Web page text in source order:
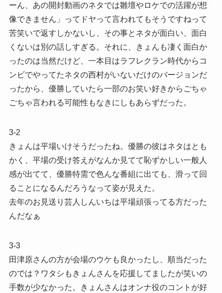
ーん、あの開封動画のネタでは雛壇やロケでの活躍が想
像できません」ってドヤって言われてもそうですねって
苦笑いで返すしかないし、その事とネタが面白い、面白
くないは別の話しすぎる。それに、きょんも凄く面白か
ったのは当然だけど、一本目はラフレクラン時代からコ
ンビでやってたネタの西村がいないだけのバージョンだ
ったから、優勝していたら一部のお笑い好きからごちゃ
ごちゃ言われる可能性もなきにしもあらずだった。
3-2
きょんは平場いけそうだったね。優勝の彼はネタはとも
かく、平場の受け答えがなんか見てて恥ずかしい一般人
感が出てて、優勝特需で色んな番組に出ても、滑って回
ることになるんだろうなって姿が見えた。
去年のお見送り芸人しんいちは平場頑張ってる方だった
んだなぁ
3-3
田津原さんの方が会場のウケも良かったし、順当だった
のでは？ワタシもきょんさんを応援してましたが笑いの
手数が少なかった。きょんさんはオンナ役のコントが好